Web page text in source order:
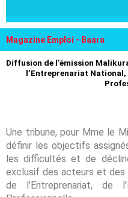
o
Magazine Emploi - Baara
Diffusion de l’émission
l’Entreprenariat National,
Une tribune, pour Mme le
définir les objectifs
les difficultés et de
exclusif des acteurs et des
de l’Entreprenariat, de